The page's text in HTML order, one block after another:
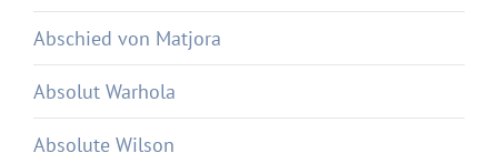
Abschied von Matjora
Absolut Warhola
Absolute Wilson